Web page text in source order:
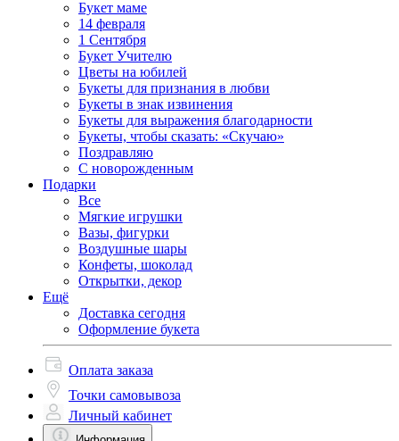
Букет маме
14 февраля
1 Сентября
Букет Учителю
Цветы на юбилей
Букеты для признания в любви
Букеты в знак извинения
Букеты для выражения благодарности
Букеты, чтобы сказать: «Скучаю»
Поздравляю
С новорожденным
Подарки
Все
Мягкие игрушки
Вазы, фигурки
Воздушные шары
Конфеты, шоколад
Открытки, декор
Ещё
Доставка сегодня
Оформление букета
Оплата заказа
Точки самовывоза
Личный кабинет